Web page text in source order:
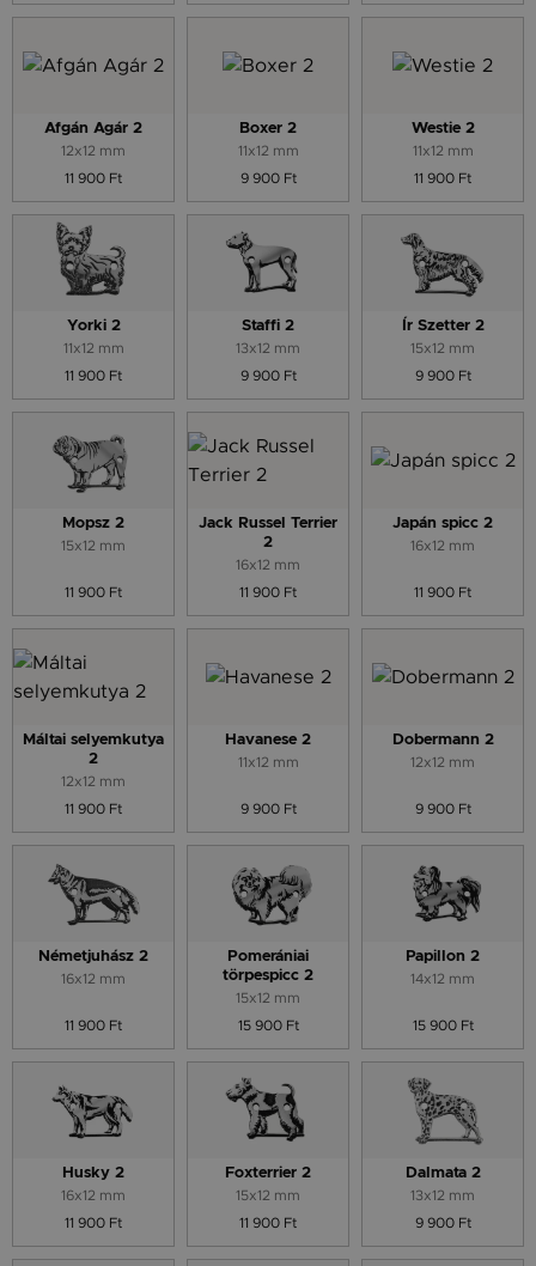
Afgán Agár 2
12x12 mm
11 900 Ft
Boxer 2
11x12 mm
9 900 Ft
Westie 2
11x12 mm
11 900 Ft
Yorki 2
11x12 mm
11 900 Ft
Staffi 2
13x12 mm
9 900 Ft
Ír Szetter 2
15x12 mm
9 900 Ft
Mopsz 2
15x12 mm
11 900 Ft
Jack Russel Terrier
2
16x12 mm
11 900 Ft
Japán spicc 2
16x12 mm
11 900 Ft
Máltai selyemkutya
2
12x12 mm
11 900 Ft
Havanese 2
11x12 mm
9 900 Ft
Dobermann 2
12x12 mm
9 900 Ft
Németjuhász 2
16x12 mm
11 900 Ft
Pomerániai
törpespicc 2
15x12 mm
15 900 Ft
Papillon 2
14x12 mm
15 900 Ft
Husky 2
16x12 mm
11 900 Ft
Foxterrier 2
15x12 mm
11 900 Ft
Dalmata 2
13x12 mm
9 900 Ft